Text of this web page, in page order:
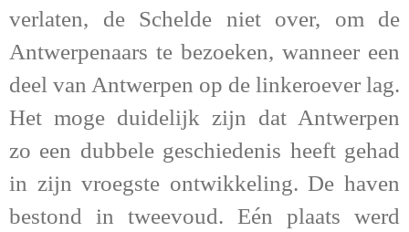
verlaten, de Schelde niet over, om de
Antwerpenaars te bezoeken, wanneer een
deel van Antwerpen op de linkeroever lag.
Het moge duidelijk zijn dat Antwerpen
zo een dubbele geschiedenis heeft gehad
in zijn vroegste ontwikkeling. De haven
bestond in tweevoud. Eén plaats werd